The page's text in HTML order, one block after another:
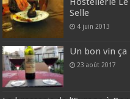
Selle
4 juin 2013
Un bon vin
23 août 2017